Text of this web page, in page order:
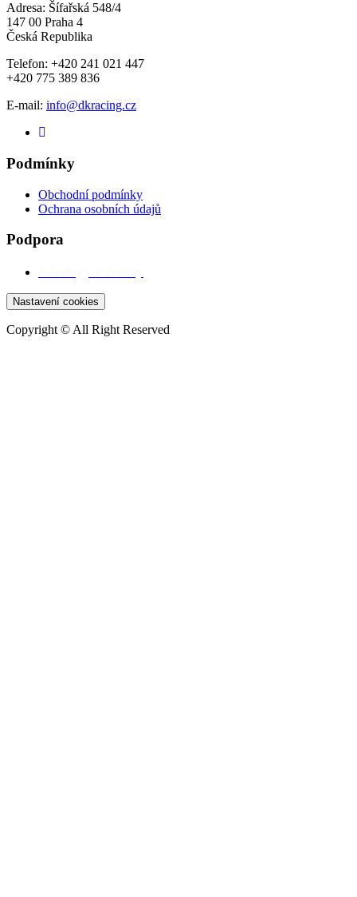
Adresa: Šífařská 548/4
147 00 Praha 4
Česká Republika
Telefon: +420 241 021 447
+420 775 389 836
E-mail: info@dkracing.cz
Podmínky
Obchodní podmínky
Ochrana osobních údajů
Podpora
Nastavení cookies
Copyright © All Right Reserved